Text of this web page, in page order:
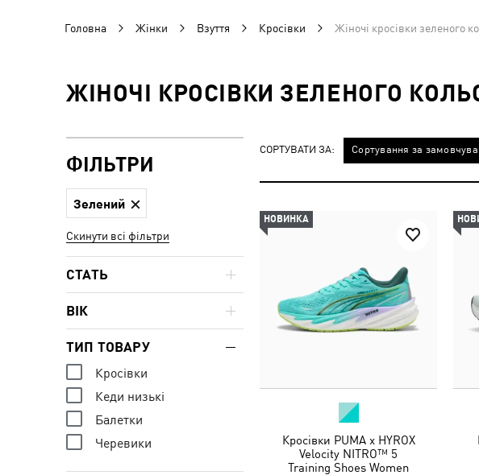
Головна Жінки Взуття Кросівки Жіночі кросівки зеленого
ЖІНОЧІ КРОСІВКИ ЗЕЛЕНОГО
СОРТУВАТИ ЗА: Сортування за
НОВИНКА
Кросівки PUMA x HYROX
Velocity NITRO™ 5
Training Shoes Women
ФІЛЬТРИ
Зелений
Скинути всі фільтри
СТАТЬ
ВІК
ТИП ТОВАРУ
Кросівки
Кеди низькі
Балетки
Черевики